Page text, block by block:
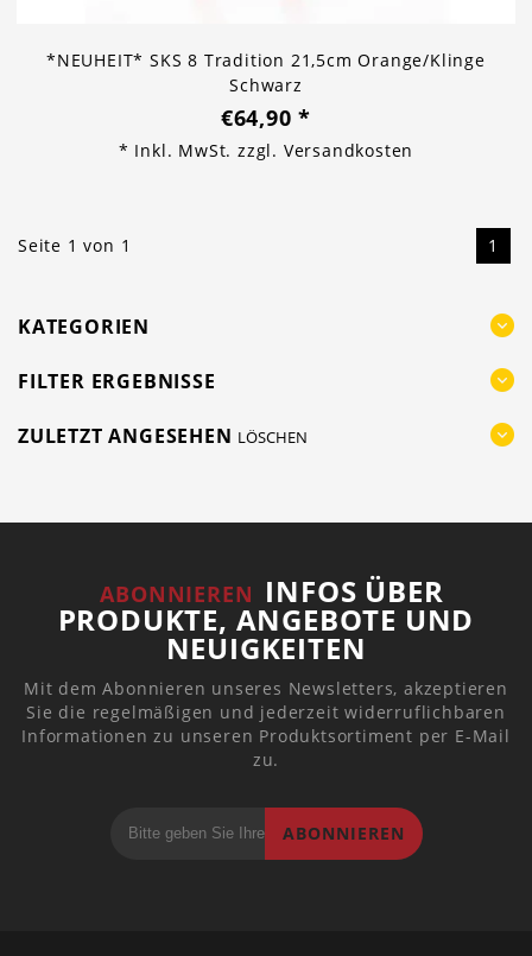
*NEUHEIT* SKS 8 Tradition 21,5cm Orange/Klinge
Schwarz
€64,90*
* Inkl. MwSt. zzgl. Versandkosten
Seite 1 von 1 1
KATEGORIEN
FILTER ERGEBNISSE
ZULETZT ANGESEHEN LÖSCHEN
ABONNIEREN INFOS ÜBER
PRODUKTE, ANGEBOTE UND
NEUIGKEITEN
Mit dem Abonnieren unseres Newsletters, akzeptieren
Sie die regelmäßigen und jederzeit widerruflichbaren
Informationen zu unseren Produktsortiment per E-Mail
zu.
ABONNIEREN